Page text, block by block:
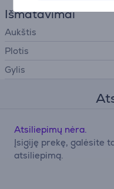
Išmatavimai
Aukštis
Plotis
Gylis
Atsiliepimų nėra.
Įsigiję prekę, galėsite
atsiliepimą.